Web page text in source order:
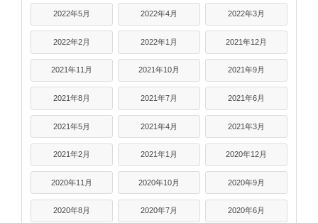
2022年5月 2022年4月 2022年3月
2022年2月 2022年1月 2021年12月
2021年11月 2021年10月 2021年9月
2021年8月 2021年7月 2021年6月
2021年5月 2021年4月 2021年3月
2021年2月 2021年1月 2020年12月
2020年11月 2020年10月 2020年9月
2020年8月 2020年7月 2020年6月